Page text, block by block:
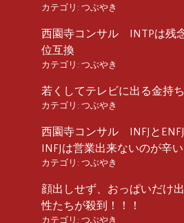
カテゴリ: つぶやき
西園寺コンサル INTPは残
位互換
カテゴリ: つぶやき
若くしてテレビに出る金持
カテゴリ: つぶやき
西園寺コンサル INFJと
INFJは営業出来ないのが辛い
カテゴリ: つぶやき
顔出しせず、おっぱいだけ
性たちが殺到！！！
カテゴリ: つぶやき